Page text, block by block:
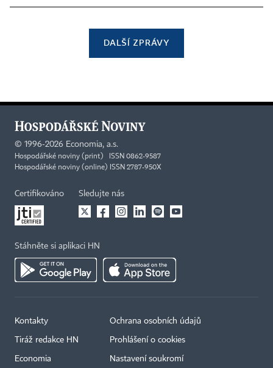
DALŠÍ ZPRÁVY
© 1996-2026 Economia, a.s.
Hospodářské noviny (print) ISSN 0862-9587
Hospodářské noviny (online) ISSN 2787-950X
Certifikováno Sledujte nás
Stáhněte si aplikaci HN
Kontakty
Tiráž redakce HN
Economia
Ochrana osobních údajů
Prohlášení o cookies
Nastavení soukromí